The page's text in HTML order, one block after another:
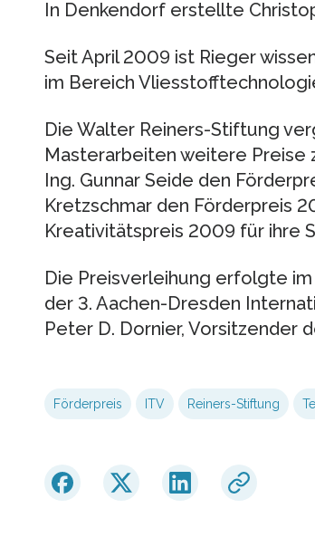
In Denkendorf erstellte
Seit April 2009 ist Rieger
im Bereich
Die Walter Reiners-Stiftung
Masterarbeiten weitere Preise
Ing. Gunnar Seide den
Kretzschmar den Förderpreis
Kreativitätspreis 2009 für ihre
Die Preisverleihung erfolgte
der 3. Aachen-Dresden
Peter D. Dornier, Vorsitzender
Förderpreis ITV Reiners-Stiftung